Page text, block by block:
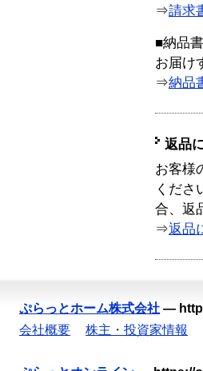
⇒請求
■納品
お届け
⇒納品
返品
お客様
くださ
合、返
⇒返品
ぷらっとホーム株式会社 —
会社概要
株主・投資家情報